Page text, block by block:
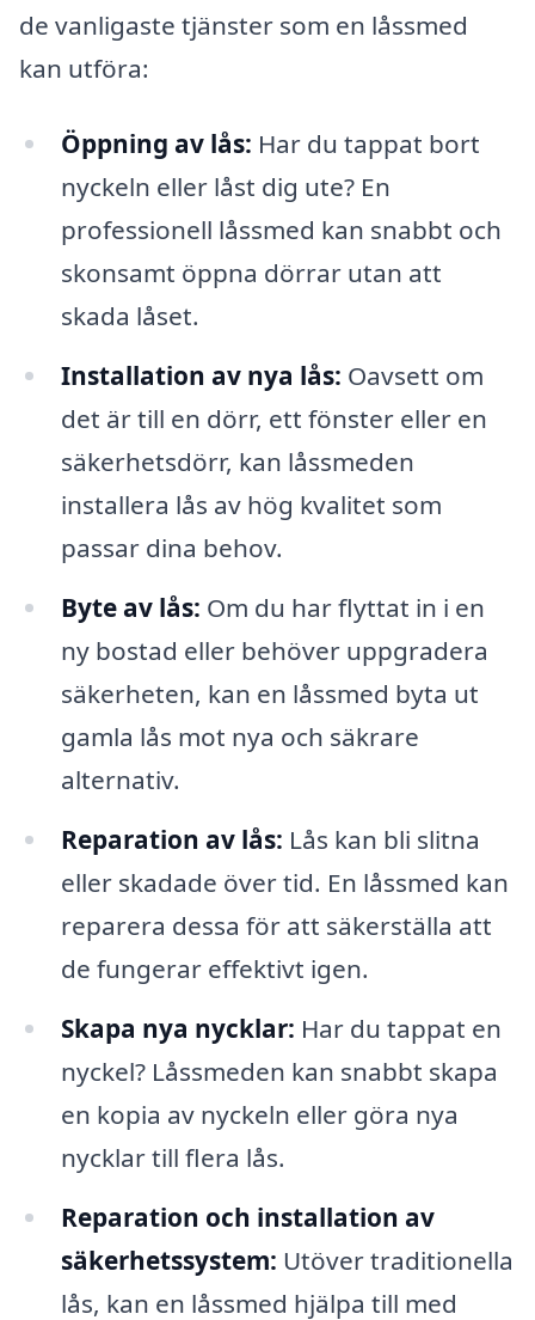
de vanligaste tjänster som en låssmed
kan utföra:
Öppning av lås: Har du tappat bort
nyckeln eller låst dig ute? En
professionell låssmed kan snabbt och
skonsamt öppna dörrar utan att
skada låset.
Installation av nya lås: Oavsett om
det är till en dörr, ett fönster eller en
säkerhetsdörr, kan låssmeden
installera lås av hög kvalitet som
passar dina behov.
Byte av lås: Om du har flyttat in i en
ny bostad eller behöver uppgradera
säkerheten, kan en låssmed byta ut
gamla lås mot nya och säkrare
alternativ.
Reparation av lås: Lås kan bli slitna
eller skadade över tid. En låssmed kan
reparera dessa för att säkerställa att
de fungerar effektivt igen.
Skapa nya nycklar: Har du tappat en
nyckel? Låssmeden kan snabbt skapa
en kopia av nyckeln eller göra nya
nycklar till flera lås.
Reparation och installation av
säkerhetssystem: Utöver traditionella
lås, kan en låssmed hjälpa till med